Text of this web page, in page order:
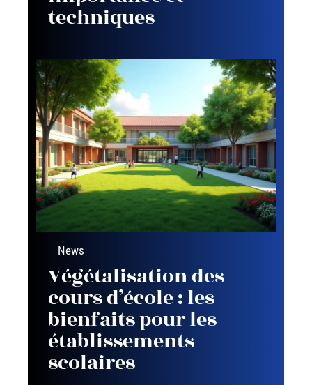
techniques
News
Végétalisation des
cours d’école : les
bienfaits pour les
établissements
scolaires